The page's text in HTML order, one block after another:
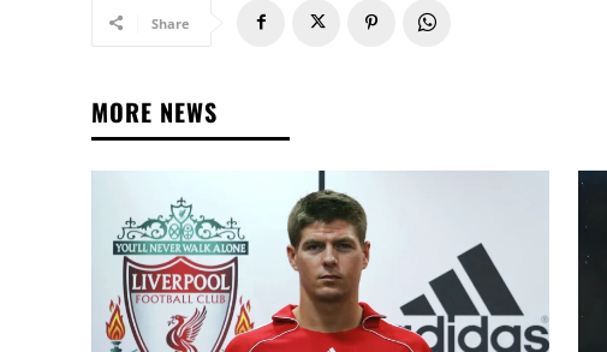
Share
MORE NEWS